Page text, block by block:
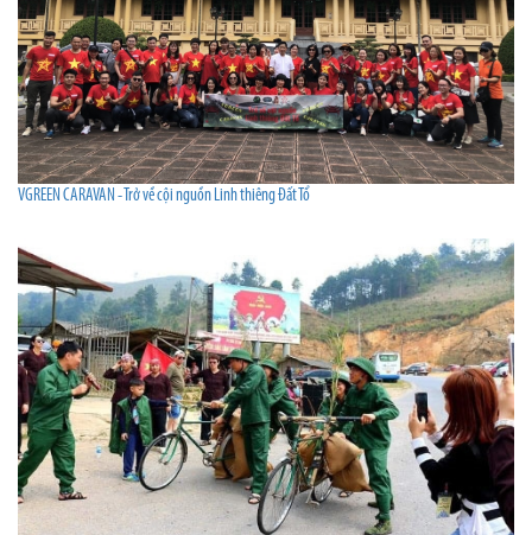
VGREEN CARAVAN - Trở về cội nguồn Linh thiêng Đất Tổ